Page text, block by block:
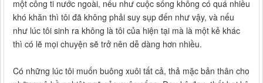
một công ti nước ngoài, nếu như cuộc sống không có quá nhiều
khó khăn thì tôi đã không phải suy sụp đến như vậy, và nếu
như lúc tôi sinh ra không là tôi của hiện tại mà là một kẻ khác
thì có lẽ mọi chuyện sẽ trở nên dễ dàng hơn nhiều.
Có những lúc tôi muốn buông xuôi tất cả, thả mặc bản thân cho